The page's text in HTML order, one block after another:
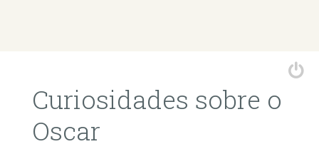
Curiosidades sobre o
Oscar